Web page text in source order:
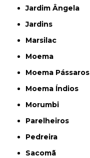
Jardim Ângela
Jardins
Marsilac
Moema
Moema Pássaros
Moema Índios
Morumbi
Parelheiros
Pedreira
Sacomã